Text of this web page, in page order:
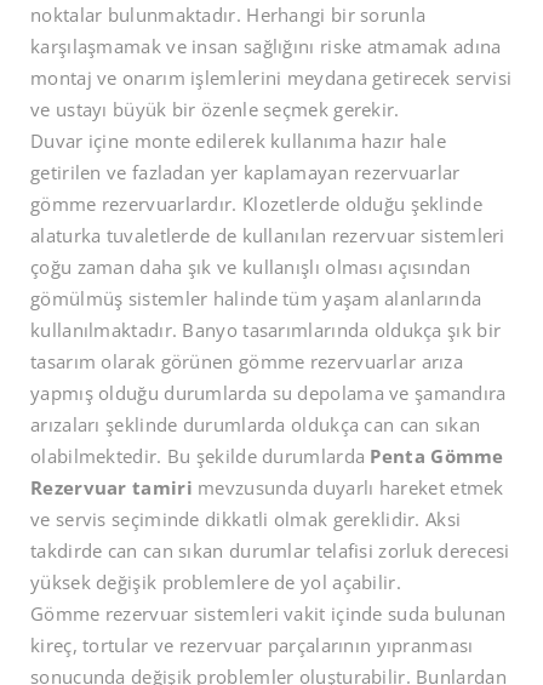
noktalar bulunmaktadır. Herhangi bir sorunla
karşılaşmamak ve insan sağlığını riske atmamak adına
montaj ve onarım işlemlerini meydana getirecek servisi
ve ustayı büyük bir özenle seçmek gerekir.
Duvar içine monte edilerek kullanıma hazır hale
getirilen ve fazladan yer kaplamayan rezervuarlar
gömme rezervuarlardır. Klozetlerde olduğu şeklinde
alaturka tuvaletlerde de kullanılan rezervuar sistemleri
çoğu zaman daha şık ve kullanışlı olması açısından
gömülmüş sistemler halinde tüm yaşam alanlarında
kullanılmaktadır. Banyo tasarımlarında oldukça şık bir
tasarım olarak görünen gömme rezervuarlar arıza
yapmış olduğu durumlarda su depolama ve şamandıra
arızaları şeklinde durumlarda oldukça can can sıkan
olabilmektedir. Bu şekilde durumlarda Penta Gömme
Rezervuar tamiri mevzusunda duyarlı hareket etmek
ve servis seçiminde dikkatli olmak gereklidir. Aksi
takdirde can can sıkan durumlar telafisi zorluk derecesi
yüksek değişik problemlere de yol açabilir.
Gömme rezervuar sistemleri vakit içinde suda bulunan
kireç, tortular ve rezervuar parçalarının yıpranması
sonucunda değişik problemler oluşturabilir. Bunlardan